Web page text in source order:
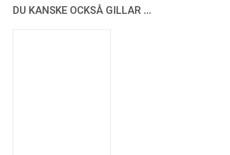
DU KANSKE OCKSÅ GILLAR …